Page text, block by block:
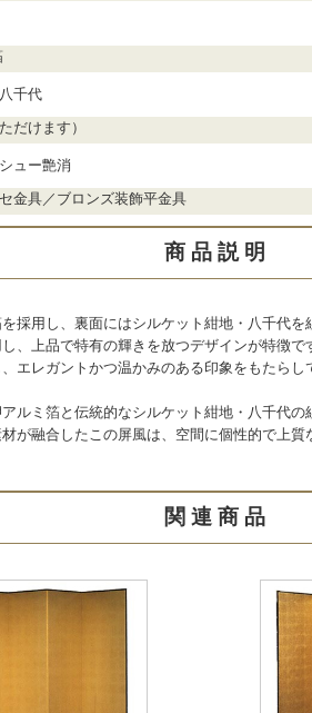
千代
だけます）
ュー艶消
金具／ブロンズ装飾平金具
商 品 説 明
採用し、裏面にはシルケット紺地・八千代
、上品で特有の輝きを放つデザインが特徴
エレガントかつ温かみのある印象をもたらし
ルミ箔と伝統的なシルケット紺地・八千代
が融合したこの屏風は、空間に個性的で上
関 連 商 品